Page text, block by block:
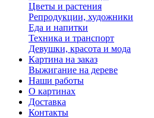
Цветы и растения
Репродукции, художники
Еда и напитки
Техника и транспорт
Девушки, красота и мода
Картина на заказ
Выжигание на дереве
Наши работы
О картинах
Доставка
Контакты